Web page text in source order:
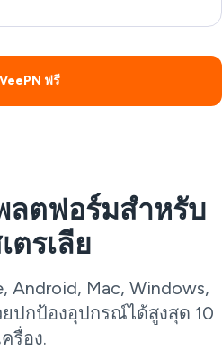
ฟรี
ลตฟอร์มสำหรับ
ตรเลีย
Android, Mac, Windows,
ปกป้องอุปกรณ์ได้สูงสุด 10
ครื่อง.